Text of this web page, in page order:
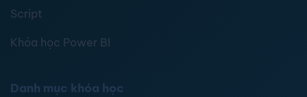
Script
Khóa học Power BI
Danh mục khóa học